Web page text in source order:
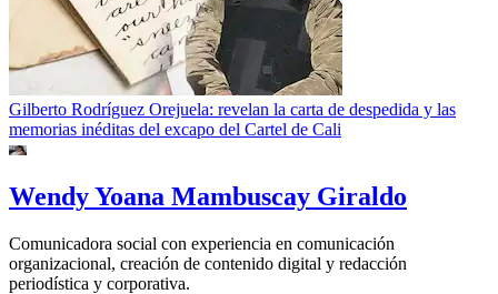
Gilberto Rodríguez Orejuela: revelan la carta de despedida y las
memorias inéditas del excapo del Cartel de Cali
Wendy Yoana Mambuscay Giraldo
Comunicadora social con experiencia en comunicación
organizacional, creación de contenido digital y redacción
periodística y corporativa.